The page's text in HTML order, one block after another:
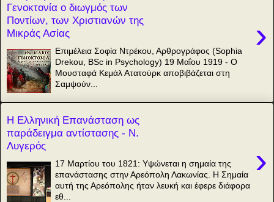
Γενοκτονία ο διωγμός των
Ποντίων, των Χριστιανών της
Μικράς Ασίας
›
Επιμέλεια Σοφία Ντρέκου, Αρθρογράφος (Sophia
Drekou, BSc in Psychology) 19 Μαΐου 1919 - Ο
Μουσταφά Κεμάλ Ατατούρκ αποβιβάζεται στη
Σαμψούν...
Η Ελληνική Επανάσταση ως
παράδειγμα αντίστασης - Ν.
Λυγερός
›
17 Μαρτίου του 1821: Υψώνεται η σημαία της
επανάστασης στην Αρεόπολη Λακωνίας. Η Σημαία
αυτή της Αρεόπολης ήταν λευκή και έφερε διάφορα
εθ...